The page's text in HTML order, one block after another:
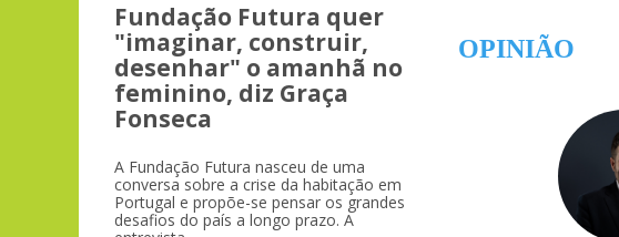
Fundação Futura quer
"imaginar, construir,
desenhar" o amanhã no
feminino, diz Graça
Fonseca
A Fundação Futura nasceu de uma
conversa sobre a crise da habitação em
Portugal e propõe-se pensar os grandes
desafios do país a longo prazo. A
OPINIÃO